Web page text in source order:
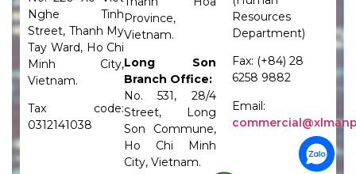
Nghe Tinh
Street, Thanh My
Tay Ward, Ho Chi
Minh City,
Vietnam.
Tax code:
0312141038
Province,
Vietnam.
Long Son
Branch Office:
No. 531, 28/4
Street, Long
Son Commune,
Ho Chi Minh
City, Vietnam.
Resources
Department)
Fax: (+84) 28
6258 9882
Email: